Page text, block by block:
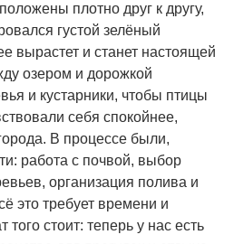
плотно друг к другу,
густой зелёный
вырастет и станет настоящей
озером и дорожкой
и кустарники, чтобы птицы
себя спокойнее,
В процессе были,
работа с почвой, выбор
организация полива и
это требует времени и
того стоит: теперь у нас есть